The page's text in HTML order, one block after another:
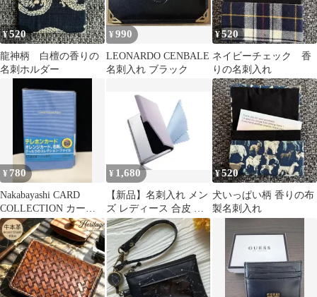
¥520
龍神柄 白檀の香りの
名刺ホルダー
¥990
LEONARDO CENBALE
名刺入れ ブラック
¥520
ネイビーチェック 香
りの名刺入れ
¥ 780
Nakabayashi CARD
COLLECTION カード
ファイル
¥ 1,680
【新品】名刺入れ メン
ズ レディース 合皮 角
が折れない カードケー
ス ピンク
¥520
犬いっぱい柄 香りの布
製名刺入れ